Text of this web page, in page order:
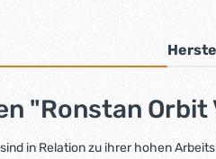
"Ronstan
in Relation zu ihrer hohen